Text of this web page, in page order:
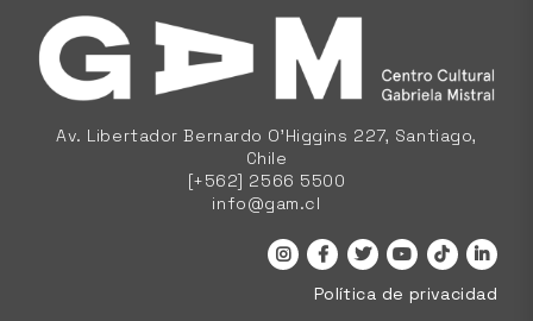
Av. Libertador Bernardo O'Higgins 227, Santiago,
Chile
[+562] 2566 5500
info@gam.cl
Política de privacidad